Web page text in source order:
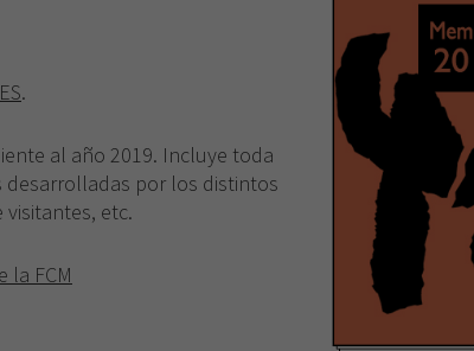
ES.
al año 2019. Incluye toda
desarrolladas por los distintos
etc.
la FCM